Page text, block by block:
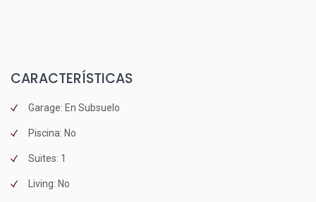
CARACTERÍSTICAS
Garage: En Subsuelo
Piscina: No
Suites: 1
Living: No